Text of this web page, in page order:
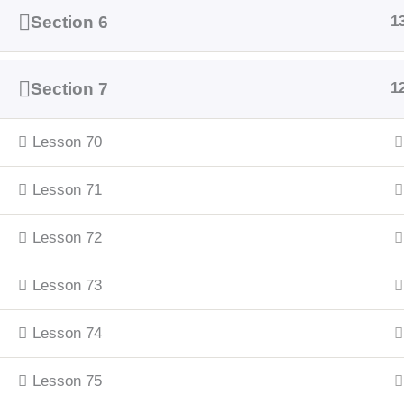
Section 6
Section 7
Lesson 70
Lesson 71
Lesson 72
Lesson 73
Lesson 74
Lesson 75